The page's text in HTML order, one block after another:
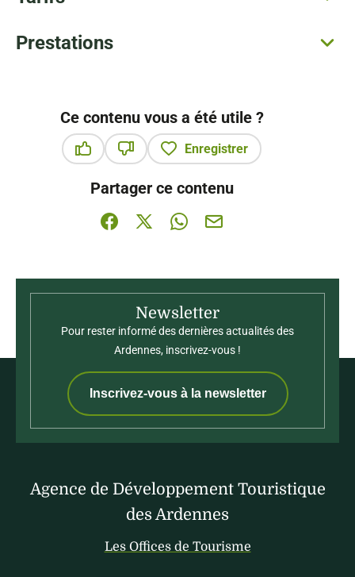
Prestations
Ce contenu vous a été utile ?
Enregistrer
Partager ce contenu
Partager sur Facebook (nouvelle fenêtre)
Partager sur X / Twitter (nouvelle
Partager sur WhatsApp
Partager par mail
Newsletter
Pour rester informé des dernières actualités des
Ardennes, inscrivez-vous !
Inscrivez-vous à la newsletter
Agence de Développement Touristique
des Ardennes
Les Offices de Tourisme